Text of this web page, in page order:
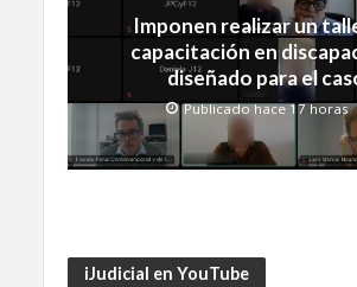
Imponen realizar un
capacitación en
diseñado para el
Publicado hace 17 horas
iJudicial en YouTube